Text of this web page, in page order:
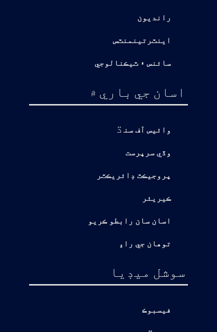
رانديون
اينٽرتينمنٽس
سائنس ۽ ٽيڪنالوجي
اسان جي باري ۾
وائيس آف سن ڌ
وڏي سرپرست
پروجيڪٽ ڊائريڪٽر
ڪيريئر
اسان سان رابطو ڪريو
توهان جي راءِ
سوشل ميڊيا
فيسبوڪ